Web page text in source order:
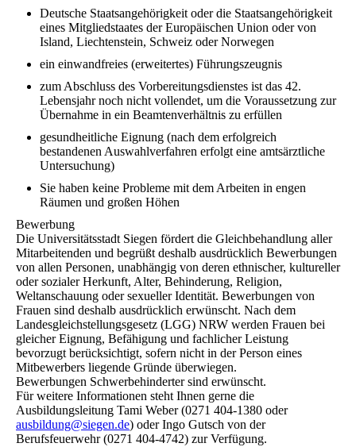
Deutsche Staatsangehörigkeit oder die Staatsangehörigkeit
eines Mitgliedstaates der Europäischen Union oder von
Island, Liechtenstein, Schweiz oder Norwegen
ein einwandfreies (erweitertes) Führungszeugnis
zum Abschluss des Vorbereitungsdienstes ist das 42.
Lebensjahr noch nicht vollendet, um die Voraussetzung zur
Übernahme in ein Beamtenverhältnis zu erfüllen
gesundheitliche Eignung (nach dem erfolgreich
bestandenen Auswahlverfahren erfolgt eine amtsärztliche
Untersuchung)
Sie haben keine Probleme mit dem Arbeiten in engen
Räumen und großen Höhen
Bewerbung
Die Universitätsstadt Siegen fördert die Gleichbehandlung aller
Mitarbeitenden und begrüßt deshalb ausdrücklich Bewerbungen
von allen Personen, unabhängig von deren ethnischer, kultureller
oder sozialer Herkunft, Alter, Behinderung, Religion,
Weltanschauung oder sexueller Identität. Bewerbungen von
Frauen sind deshalb ausdrücklich erwünscht. Nach dem
Landesgleichstellungsgesetz (LGG) NRW werden Frauen bei
gleicher Eignung, Befähigung und fachlicher Leistung
bevorzugt berücksichtigt, sofern nicht in der Person eines
Mitbewerbers liegende Gründe überwiegen.
Bewerbungen Schwerbehinderter sind erwünscht.
Für weitere Informationen steht Ihnen gerne die
Ausbildungsleitung Tami Weber (0271 404-1380 oder
ausbildung@siegen.de) oder Ingo Gutsch von der
Berufsfeuerwehr (0271 404-4742) zur Verfügung.